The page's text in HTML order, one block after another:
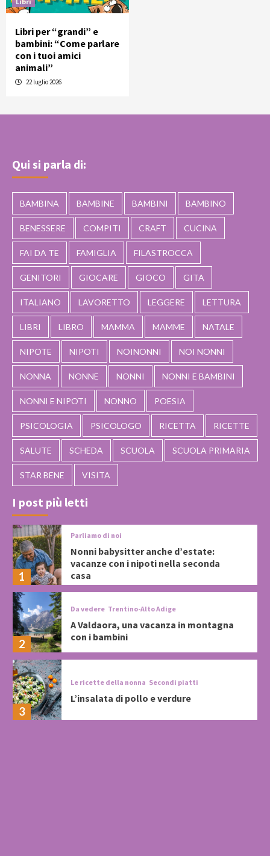
Libri per “grandi” e
bambini: “Come parlare
con i tuoi amici
animali”
22 luglio 2026
Qui si parla di:
BAMBINA BAMBINE BAMBINI BAMBINO
BENESSERE COMPITI CRAFT CUCINA
FAI DA TE FAMIGLIA FILASTROCCA
GENITORI GIOCARE GIOCO GITA
ITALIANO LAVORETTO LEGGERE LETTURA
LIBRI LIBRO MAMMA MAMME NATALE
NIPOTE NIPOTI NOINONNI NOI NONNI
NONNA NONNE NONNI NONNI E BAMBINI
NONNI E NIPOTI NONNO POESIA
PSICOLOGIA PSICOLOGO RICETTA RICETTE
SALUTE SCHEDA SCUOLA SCUOLA PRIMARIA
STAR BENE VISITA
I post più letti
1
Parliamo di noi
Nonni babysitter anche d’estate:
vacanze con i nipoti nella seconda
casa
2
Da vedere Trentino-Alto Adige
A Valdaora, una vacanza in montagna
con i bambini
3
Le ricette della nonna Secondi piatti
L’insalata di pollo e verdure